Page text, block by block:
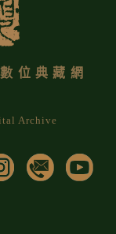
位典藏網
Archive